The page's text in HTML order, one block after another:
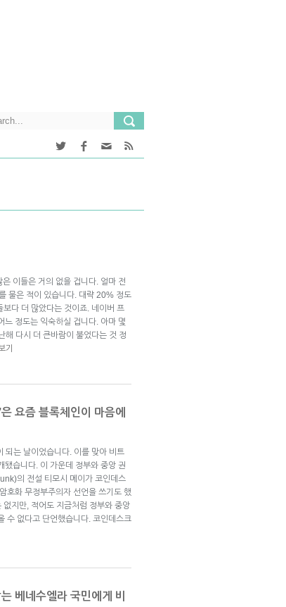
이들은 거의 없을 겁니다. 얼마 전
물은 적이 있습니다. 대략 20% 정도
다 더 많았다는 것이죠. 네이버 프
느 정도는 익숙하실 겁니다. 아마 몇
해 다시 더 큰바람이 불었다는 것 정
기
요즘 블록체인이 마음에
되는 날이었습니다. 이를 맞아 비트
됐습니다. 이 가운데 정부와 중앙 권
의 전설 티모시 메이가 코인데스
호화 무정부주의자 선언을 쓰기도 했
지만, 적어도 지금처럼 정부와 중앙
수 없다고 단언했습니다. 코인데스크
베네수엘라 국민에게 비